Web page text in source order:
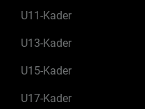
U11-Kader
U13-Kader
U15-Kader
U17-Kader